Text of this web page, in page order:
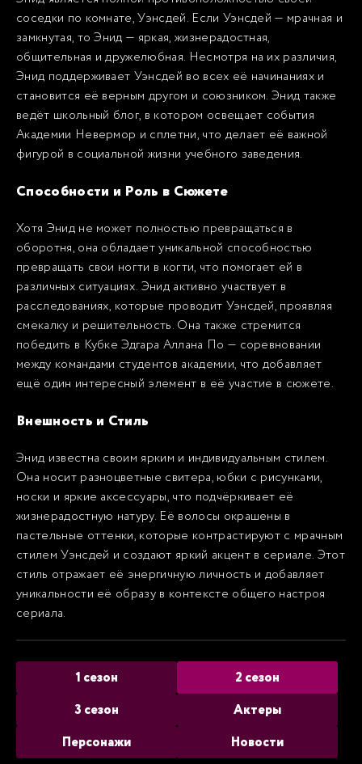
соседки по комнате, Уэнсдей. Если Уэнсдей — мрачная и
замкнутая, то Энид — яркая, жизнерадостная,
общительная и дружелюбная. Несмотря на их различия,
Энид поддерживает Уэнсдей во всех её начинаниях и
становится её верным другом и союзником. Энид также
ведёт школьный блог, в котором освещает события
Академии Невермор и сплетни, что делает её важной
фигурой в социальной жизни учебного заведения.
Способности и Роль в Сюжете
Хотя Энид не может полностью превращаться в
оборотня, она обладает уникальной способностью
превращать свои ногти в когти, что помогает ей в
различных ситуациях. Энид активно участвует в
расследованиях, которые проводит Уэнсдей, проявляя
смекалку и решительность. Она также стремится
победить в Кубке Эдгара Аллана По — соревновании
между командами студентов академии, что добавляет
ещё один интересный элемент в её участие в сюжете.
Внешность и Стиль
Энид известна своим ярким и индивидуальным стилем.
Она носит разноцветные свитера, юбки с рисунками,
носки и яркие аксессуары, что подчёркивает её
жизнерадостную натуру. Её волосы окрашены в
пастельные оттенки, которые контрастируют с мрачным
стилем Уэнсдей и создают яркий акцент в сериале. Этот
стиль отражает её энергичную личность и добавляет
уникальности её образу в контексте общего настроя
сериала.
1 сезон
2 сезон
3 сезон
Актеры
Персонажи
Новости